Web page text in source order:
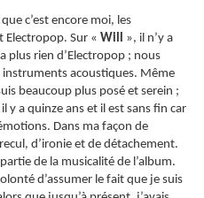
c’est encore moi, les
Electropop. Sur « Will », il n’y a
plus rien d’Electropop ; nous
instruments acoustiques. Même
beaucoup plus posé et serein ;
y a quinze ans et il est sans fin car
Dans ma façon de
d’ironie et de détachement.
de la musicalité de l’album.
d’assumer le fait que je suis